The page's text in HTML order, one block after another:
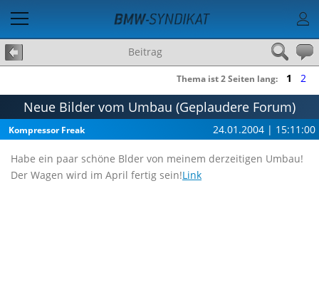
Beitrag
Thema ist 2 Seiten lang: 1 2
Neue Bilder vom Umbau (Geplaudere Forum)
Kompressor Freak 24.01.2004 | 15:11:00
Habe ein paar schöne Blder von meinem derzeitigen Umbau!
Der Wagen wird im April fertig sein!Link